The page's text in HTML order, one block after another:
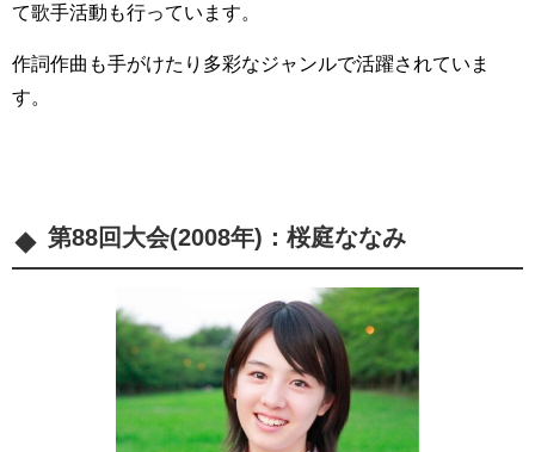
て歌手活動も行っています。
作詞作曲も手がけたり多彩なジャンルで活躍されていま
す。
第88回大会(2008年)： 桜庭ななみ